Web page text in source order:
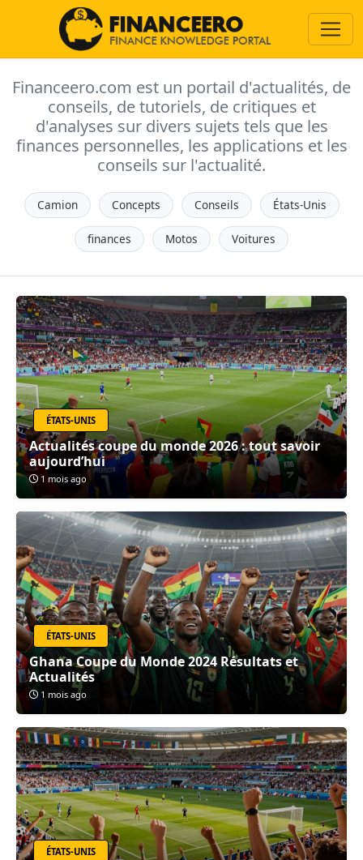
Financeero.com est un portail d'actualités, de
conseils, de tutoriels, de critiques et
d'analyses sur divers sujets tels que les
finances personnelles, les applications et les
conseils sur l'actualité.
Camion Concepts Conseils États-Unis
finances Motos Voitures
ÉTATS-UNIS
Actualités coupe du monde 2026 : tout savoir
aujourd’hui
1 mois ago
ÉTATS-UNIS
Ghana Coupe du Monde 2024 Résultats et
Actualités
1 mois ago
ÉTATS-UNIS